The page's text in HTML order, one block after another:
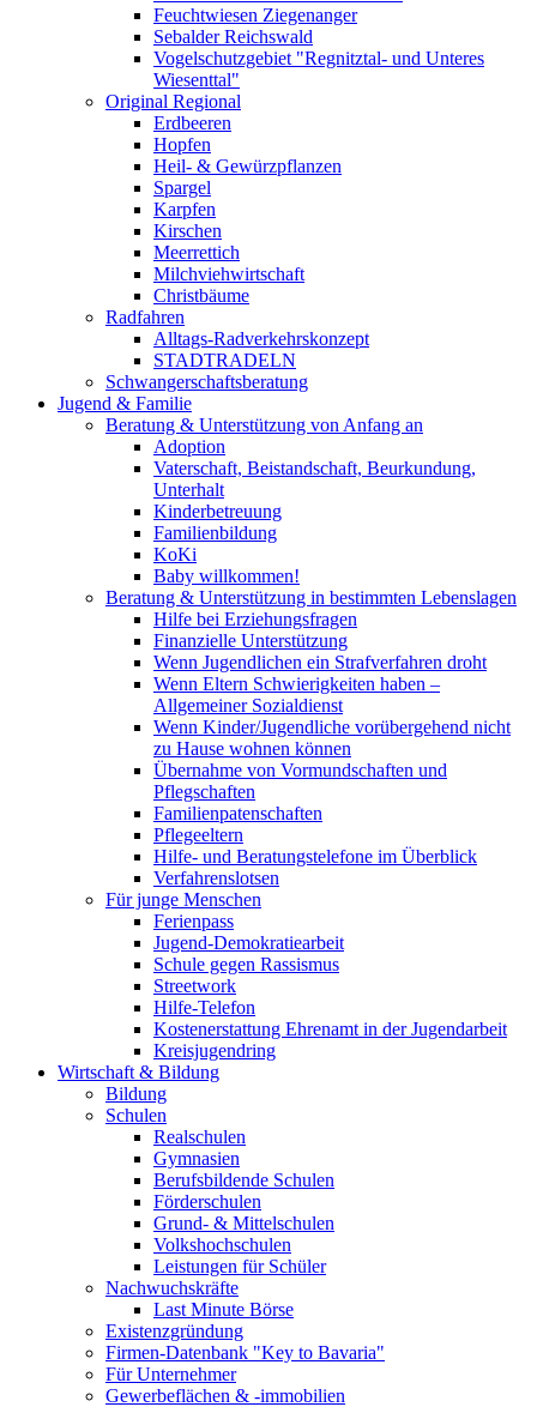
Feuchtwiesen Ziegenanger
Sebalder Reichswald
Vogelschutzgebiet "Regnitztal- und Unteres
Wiesenttal"
Original Regional
Erdbeeren
Hopfen
Heil- & Gewürzpflanzen
Spargel
Karpfen
Kirschen
Meerrettich
Milchviehwirtschaft
Christbäume
Radfahren
Alltags-Radverkehrskonzept
STADTRADELN
Schwangerschaftsberatung
Jugend & Familie
Beratung & Unterstützung von Anfang an
Adoption
Vaterschaft, Beistandschaft, Beurkundung,
Unterhalt
Kinderbetreuung
Familienbildung
KoKi
Baby willkommen!
Beratung & Unterstützung in bestimmten Lebenslagen
Hilfe bei Erziehungsfragen
Finanzielle Unterstützung
Wenn Jugendlichen ein Strafverfahren droht
Wenn Eltern Schwierigkeiten haben –
Allgemeiner Sozialdienst
Wenn Kinder/Jugendliche vorübergehend nicht
zu Hause wohnen können
Übernahme von Vormundschaften und
Pflegschaften
Familienpatenschaften
Pflegeeltern
Hilfe- und Beratungstelefone im Überblick
Verfahrenslotsen
Für junge Menschen
Ferienpass
Jugend-Demokratiearbeit
Schule gegen Rassismus
Streetwork
Hilfe-Telefon
Kostenerstattung Ehrenamt in der Jugendarbeit
Kreisjugendring
Wirtschaft & Bildung
Bildung
Schulen
Realschulen
Gymnasien
Berufsbildende Schulen
Förderschulen
Grund- & Mittelschulen
Volkshochschulen
Leistungen für Schüler
Nachwuchskräfte
Last Minute Börse
Existenzgründung
Firmen-Datenbank "Key to Bavaria"
Für Unternehmer
Gewerbeflächen & -immobilien